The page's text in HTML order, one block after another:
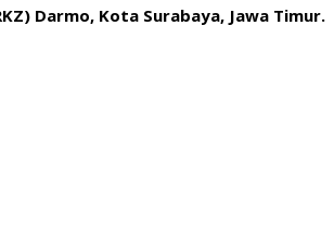
Darmo, Kota Surabaya, Jawa Timur.